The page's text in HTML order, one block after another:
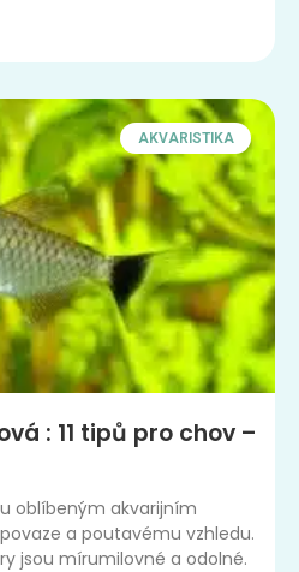
AKVARISTIKA
: 11 tipů pro chov –
oblíbeným akvarijním
a poutavému vzhledu.
jsou mírumilovné a odolné.